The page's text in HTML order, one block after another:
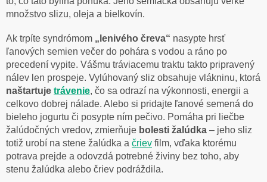
množstvo slizu, oleja a bielkovín.
Ak trpíte syndrómom „lenivého čreva“ nasypte hrsť
ľanových semien večer do pohára s vodou a ráno po
precedení vypite. Vášmu tráviacemu traktu takto pripravený
nálev len prospeje. Vylúhovaný sliz obsahuje vlákninu, ktorá
naštartuje trávenie, čo sa odrazí na výkonnosti, energii a
celkovo dobrej nálade. Alebo si pridajte ľanové semená do
bieleho jogurtu či posypte ním pečivo. Pomáha pri liečbe
žalúdočných vredov, zmierňuje bolesti žalúdka – jeho sliz
totiž urobí na stene žalúdka a čriev film, vďaka ktorému
potrava prejde a odovzdá potrebné živiny bez toho, aby
stenu žalúdka alebo čriev podráždila.